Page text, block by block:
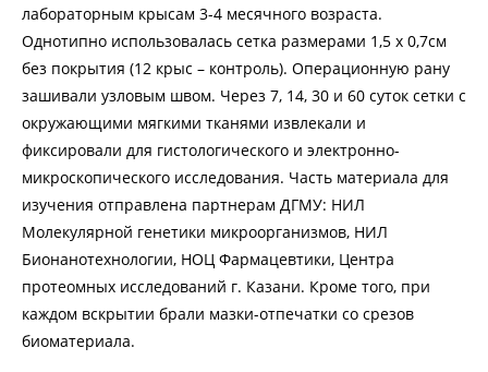
лабораторным крысам 3-4 месячного возраста.
Однотипно использовалась сетка размерами 1,5 х 0,7см
без покрытия (12 крыс – контроль). Операционную рану
зашивали узловым швом. Через 7, 14, 30 и 60 суток сетки с
окружающими мягкими тканями извлекали и
фиксировали для гистологического и электронно-
микроскопического исследования. Часть материала для
изучения отправлена партнерам ДГМУ: НИЛ
Молекулярной генетики микроорганизмов, НИЛ
Бионанотехнологии, НОЦ Фармацевтики, Центра
протеомных исследований г. Казани. Кроме того, при
каждом вскрытии брали мазки-отпечатки со срезов
биоматериала.